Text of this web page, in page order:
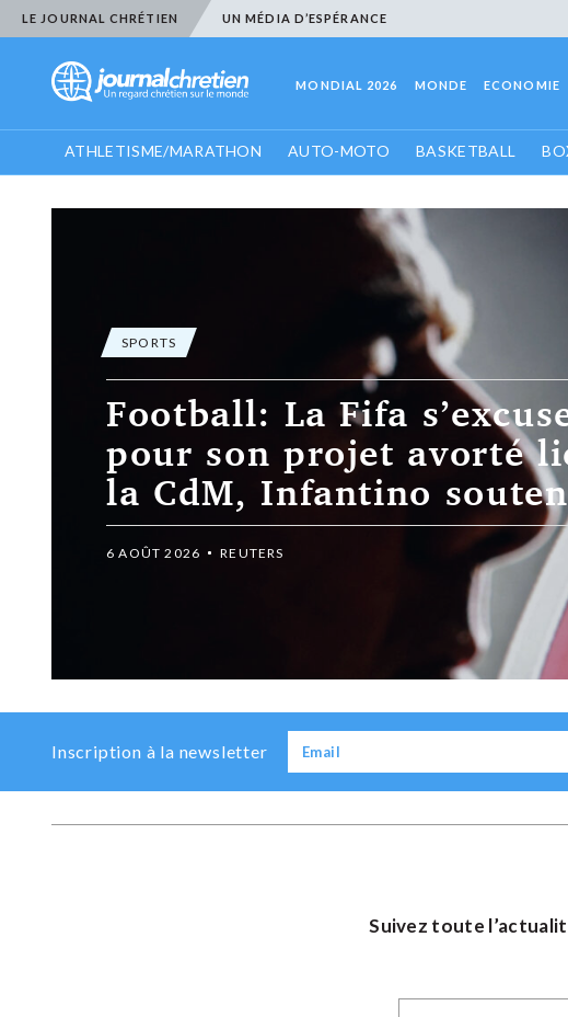
LE JOURNAL CHRÉTIEN UN MÉDIA D’ESPÉRANCE
MONDIAL 2026 MONDE ECONOMIE
ATHLETISME/MARATHON AUTO-MOTO BASKETBALL
SPORTS
Football: Infantino,
en difficulté, organise
réunion de crise au
5 AOÛT 2026 REUTERS
Inscription à la newsletter
Suivez toute